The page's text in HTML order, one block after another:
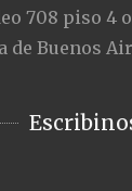
708 piso 4
de Buenos